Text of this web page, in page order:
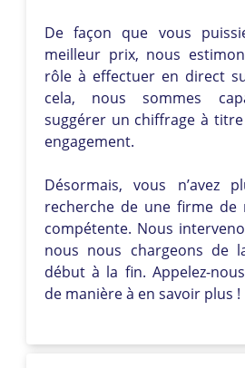
De façon que vous
meilleur prix, nous
rôle à effectuer en direct
cela, nous sommes
suggérer un chiffrage à
engagement.
Désormais, vous n’avez
recherche de une firme de
compétente. Nous
nous nous chargeons de
début à la fin. Appelez-
de manière à en savoir plus !